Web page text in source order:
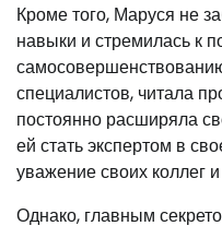
Кроме того, Маруся не
навыки и стремилась к
специалистов, читала
постоянно расширяла
ей стать экспертом в
уважение своих коллег
Однако, главным